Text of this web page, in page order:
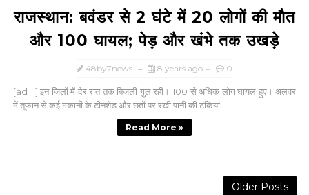
राजस्थान: बवंडर से 2 घंटे में 20 लोगों की मौत
और 100 घायल; पेड़ और खंभे तक उखड़े
48by7news 8 years ago 0
[ad_1] इन जिलों में देर रात तक बिजली गुल रही। 100 से अधिक लोग घायल हुए। अलवर
में तूफान से कई मकानों के टीनशेड और छतों पर रखी पानी की टंकियां...
Read More »
Older Posts